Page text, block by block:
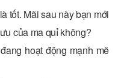
tốt. Mãi sau này bạn mới
của ma quỉ không?
hoạt động mạnh mẽ